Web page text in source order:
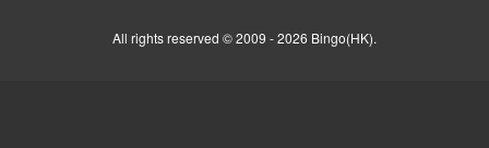
All rights reserved © 2009 - 2026 Bingo(HK).